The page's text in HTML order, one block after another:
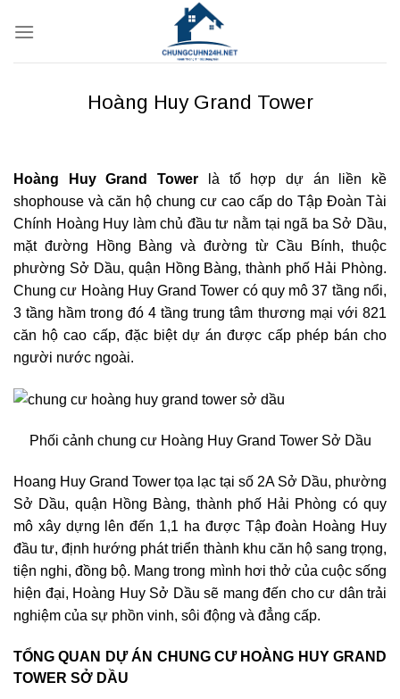
qua
Hoàng Huy Grand Tower
Hoàng Huy Grand Tower là tổ hợp dự án liền kề
shophouse và căn hộ chung cư cao cấp do Tập Đoàn Tài
Chính Hoàng Huy làm chủ đầu tư nằm tại ngã ba Sở Dầu,
mặt đường Hồng Bàng và đường từ Cầu Bính, thuộc
phường Sở Dầu, quận Hồng Bàng, thành phố Hải Phòng.
Chung cư Hoàng Huy Grand Tower có quy mô 37 tầng nổi,
3 tầng hầm trong đó 4 tầng trung tâm thương mại với 821
căn hộ cao cấp, đặc biệt dự án được cấp phép bán cho
người nước ngoài.
Phối cảnh chung cư Hoàng Huy Grand Tower Sở Dầu
Hoang Huy Grand Tower tọa lạc tại số 2A Sở Dầu, phường
Sở Dầu, quận Hồng Bàng, thành phố Hải Phòng có quy
mô xây dựng lên đến 1,1 ha được Tập đoàn Hoàng Huy
đầu tư, định hướng phát triển thành khu căn hộ sang trọng,
tiện nghi, đồng bộ. Mang trong mình hơi thở của cuộc sống
hiện đại, Hoàng Huy Sở Dầu sẽ mang đến cho cư dân trải
nghiệm của sự phồn vinh, sôi động và đẳng cấp.
TỔNG QUAN DỰ ÁN CHUNG CƯ HOÀNG HUY GRAND
TOWER SỞ DẦU